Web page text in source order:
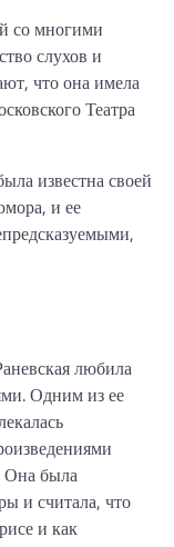
со многими
слухов и
что она имела
Театра
известна своей
и ее
любила
Одним из ее
Она была
и считала, что
и как